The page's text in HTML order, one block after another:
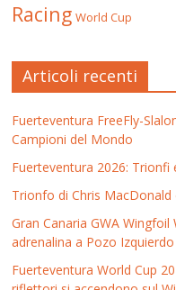
Racing World Cup
Articoli recenti
Fuerteventura FreeFly-
Campioni del Mondo
Fuerteventura 2026:
Trionfo di Chris MacDonald
Gran Canaria GWA
adrenalina a Pozo Izquierdo
Fuerteventura World Cup